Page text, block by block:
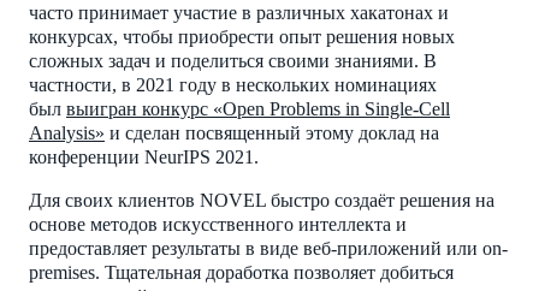
часто принимает участие в различных хакатонах и
конкурсах, чтобы приобрести опыт решения новых
сложных задач и поделиться своими знаниями. В
частности, в 2021 году в нескольких номинациях
был выигран конкурс «Open Problems in Single-Cell
Analysis» и сделан посвященный этому доклад на
конференции NeurIPS 2021.
Для своих клиентов NOVEL быстро создаёт решения на
основе методов искусственного интеллекта и
предоставляет результаты в виде веб-приложений или on-
premises. Тщательная доработка позволяет добиться